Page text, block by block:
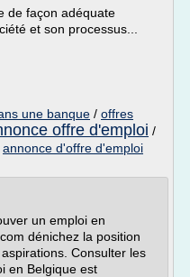
de façon adéquate
et son processus...
une banque / offres
offre d'emploi /
annonce d'offre d'emploi
un emploi en
dénichez la position
Consulter les
en Belgique est